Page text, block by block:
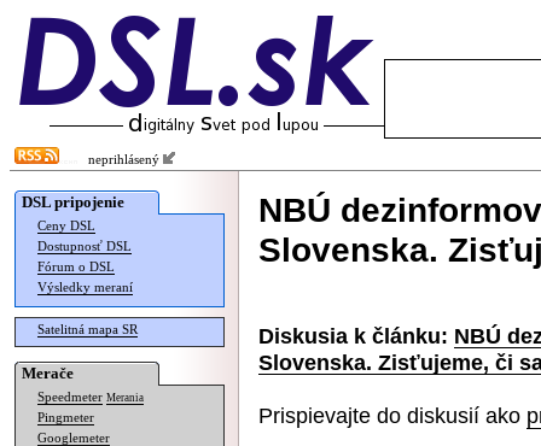
neprihlásený
DSL pripojenie
Ceny DSL
Dostupnosť DSL
Fórum o DSL
Výsledky meraní
Satelitná mapa SR
Merače
Speedmeter Merania
Pingmeter
Googlemeter
NBÚ
Slovenska.
Diskusia k článku: NBÚ
Slovenska. Zisťujeme, či
Prispievajte do diskusií ako